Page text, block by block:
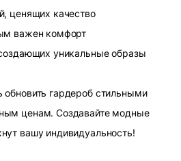
ценящих качество
важен комфорт
уникальные образы
обновить гардероб стильными
ценам. Создавайте модные
вашу индивидуальность!